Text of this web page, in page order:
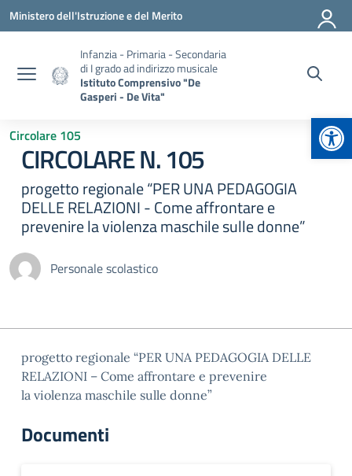
Vai ai contenuti
Vai al menu di navigazione
Vai al footer
Ministero dell'Istruzione e del Merito
Infanzia - Primaria - Secondaria
di I grado ad indirizzo musicale
Istituto Comprensivo "De
Gasperi - De Vita"
Circolare 105
CIRCOLARE N. 105
progetto regionale “PER UNA PEDAGOGIA
DELLE RELAZIONI - Come affrontare e
prevenire la violenza maschile sulle donne”
Personale scolastico
progetto regionale “PER UNA PEDAGOGIA DELLE
RELAZIONI – Come affrontare e prevenire
la violenza maschile sulle donne”
Documenti